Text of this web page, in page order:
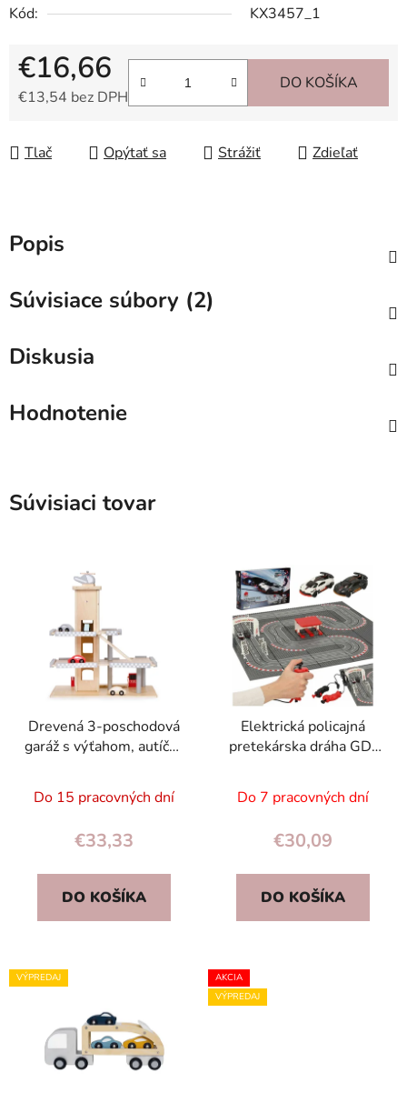
Kód:
KX3457_1
€16,66
€13,54 bez DPH
DO KOŠÍKA
Tlač Opýtať sa Strážiť Zdieľať
Popis
Súvisiace súbory (2)
Diskusia
Hodnotenie
Súvisiaci tovar
Drevená 3-poschodová
garáž s výťahom, autíčka
Do 15 pracovných dní
€33,33
DO KOŠÍKA
Elektrická policajná
pretekárska dráha GD-
ovládače, stavebnica 8+
Do 7 pracovných dní
€30,09
DO KOŠÍKA
VÝPREDAJ
AKCIA
VÝPREDAJ